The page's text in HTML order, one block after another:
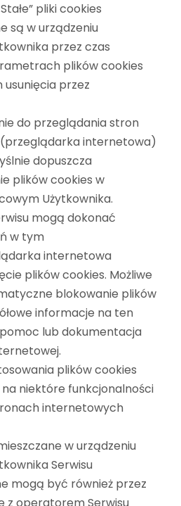
pliki cookies
są w urządzeniu
przez czas
plików cookies
usunięcia przez
do przeglądania stron
internetowa)
dopuszcza
plików cookies w
Użytkownika.
mogą dokonać
w tym
internetowa
plików cookies. Możliwe
blokowanie plików
informacje na ten
lub dokumentacja
plików cookies
niektóre funkcjonalności
internetowych
w urządzeniu
Serwisu
mogą być również przez